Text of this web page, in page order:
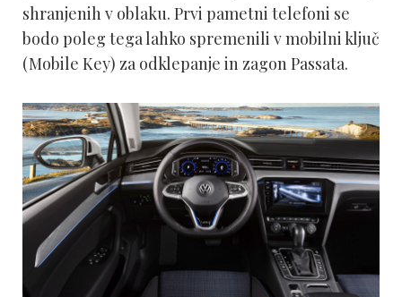
shranjenih v oblaku. Prvi pametni telefoni se
bodo poleg tega lahko spremenili v mobilni ključ
(Mobile Key) za odklepanje in zagon Passata.